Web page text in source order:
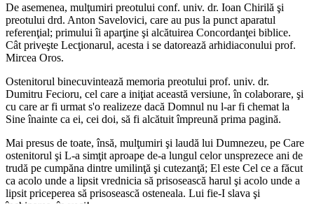
De asemenea, mulţumiri preotului conf. univ. dr. Ioan Chirilă şi
preotului drd. Anton Savelovici, care au pus la punct aparatul
referenţial; primului îi aparţine şi alcătuirea Concordanţei biblice.
Cât priveşte Lecţionarul, acesta i se datorează arhidiaconului prof.
Mircea Oros.
Ostenitorul binecuvintează memoria preotului prof. univ. dr.
Dumitru Fecioru, cel care a iniţiat această versiune, în colaborare, şi
cu care ar fi urmat s'o realizeze dacă Domnul nu l-ar fi chemat la
Sine înainte ca ei, cei doi, să fi alcătuit împreună prima pagină.
Mai presus de toate, însă, mulţumiri şi laudă lui Dumnezeu, pe Care
ostenitorul şi L-a simţit aproape de-a lungul celor unsprezece ani de
trudă pe cumpăna dintre umilinţă şi cutezanţă; El este Cel ce a făcut
ca acolo unde a lipsit vrednicia să prisosească harul şi acolo unde a
lipsit priceperea să prisosească osteneala. Lui fie-I slava şi